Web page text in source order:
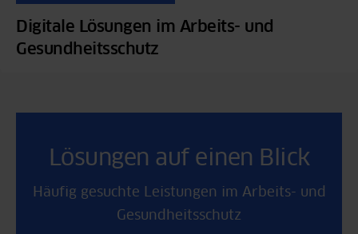
Digitale Lösungen im Arbeits- und
Gesundheitsschutz
Lösungen auf einen Blick
Häufig gesuchte Leistungen im Arbeits- und
Gesundheitsschutz